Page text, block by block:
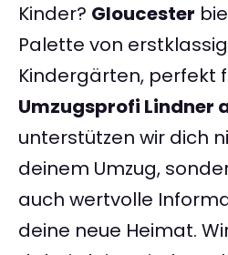
Kinder? Gloucester
Palette von
Kindergärten, perfekt
Umzugsprofi Lindner
unterstützen wir dich
deinem Umzug,
auch wertvolle
deine neue Heimat.